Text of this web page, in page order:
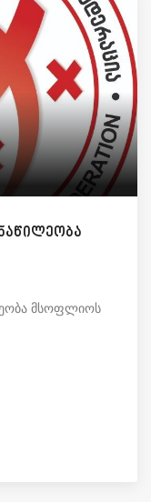
მსოფლიოს